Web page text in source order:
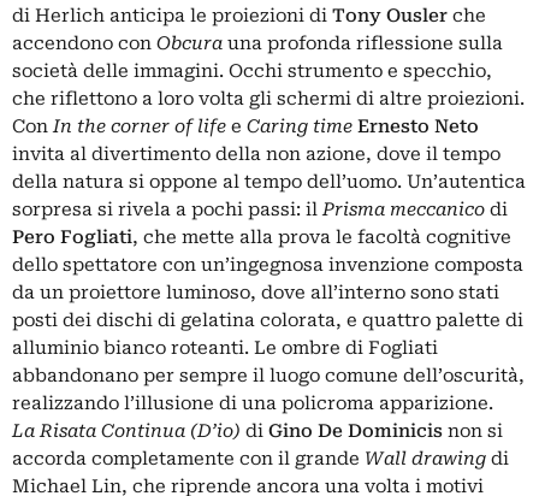
di Herlich anticipa le proiezioni di Tony Ousler che
accendono con Obcura una profonda riflessione sulla
società delle immagini. Occhi strumento e specchio,
che riflettono a loro volta gli schermi di altre proiezioni.
ConIn the corner of life e Caring time Ernesto Neto
invita al divertimento della non azione, dove il tempo
della natura si oppone al tempo dell’uomo. Un’autentica
sorpresa si rivela a pochi passi: ilPrisma meccanico di
Pero Fogliati, che mette alla prova le facoltà cognitive
dello spettatore con un’ingegnosa invenzione composta
da un proiettore luminoso, dove all’interno sono stati
posti dei dischi di gelatina colorata, e quattro palette di
alluminio bianco roteanti. Le ombre di Fogliati
abbandonano per sempre il luogo comune dell’oscurità,
realizzando l’illusione di una policroma apparizione.
La Risata Continua (D’io) di Gino De Dominicis non si
accorda completamente con il grande Wall drawing di
Michael Lin, che riprende ancora una volta i motivi